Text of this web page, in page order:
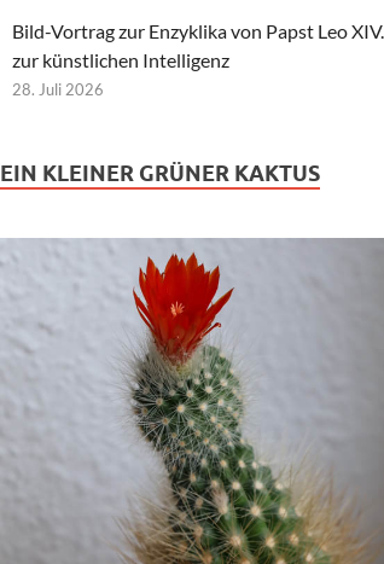
Bild-Vortrag zur Enzyklika von Papst Leo XIV.
zur künstlichen Intelligenz
28. Juli 2026
EIN KLEINER GRÜNER KAKTUS